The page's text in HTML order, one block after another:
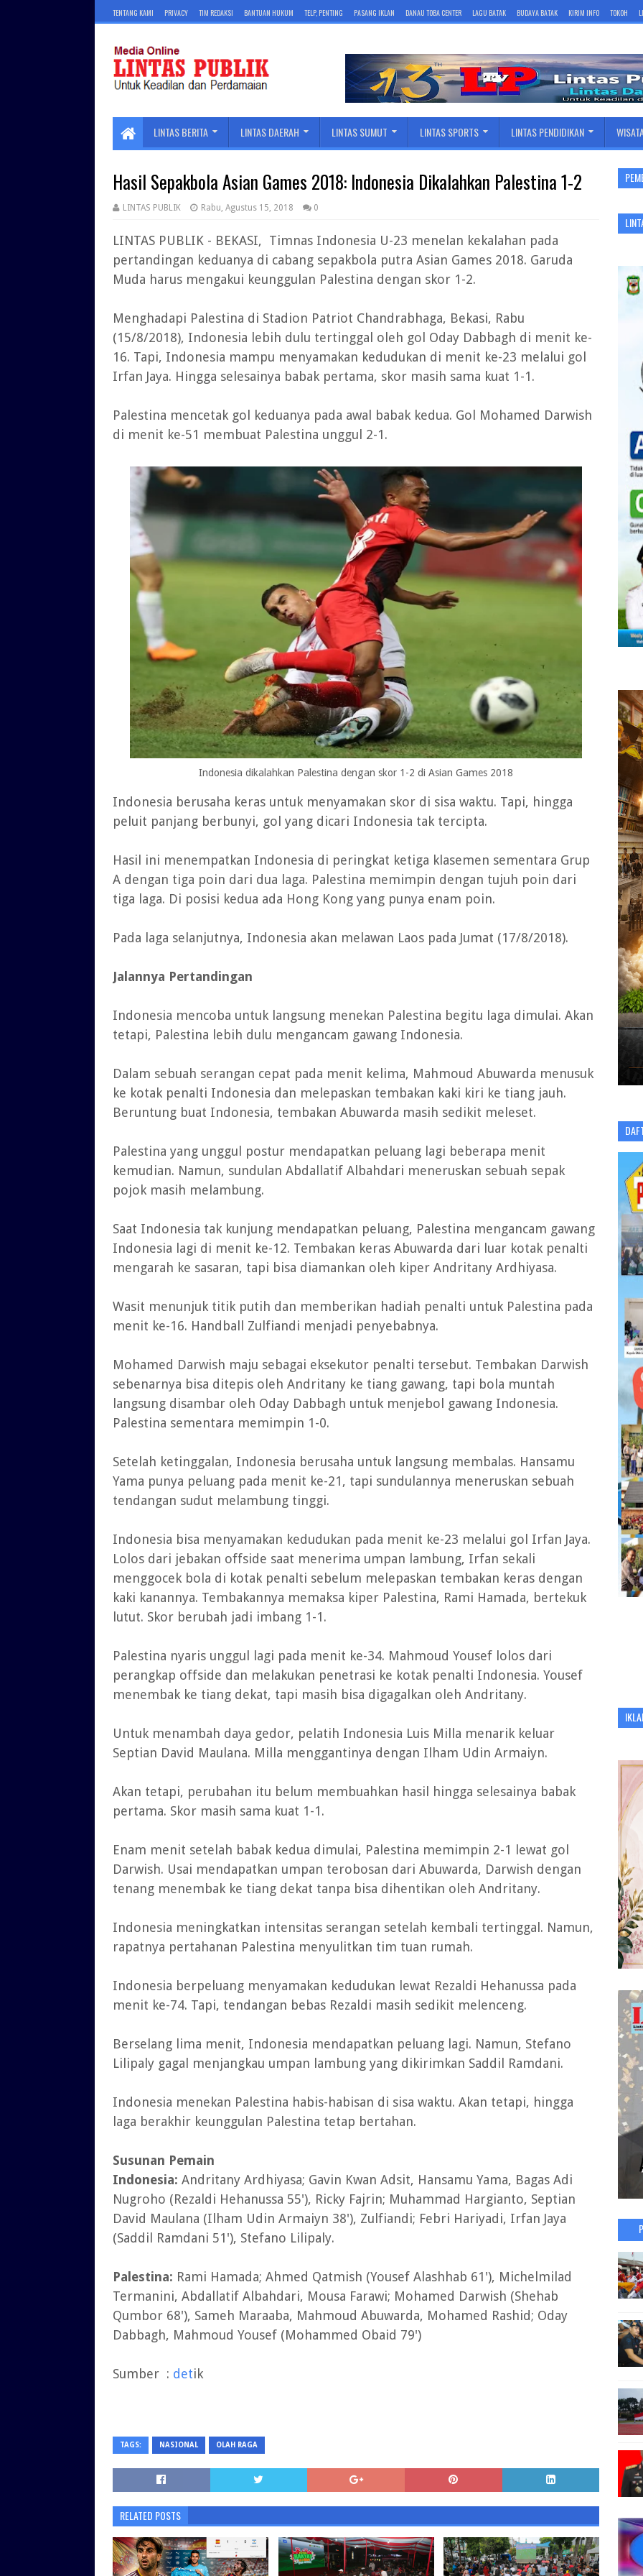
TENTANG KAMI PRIVACY TIM REDAKSI BANTUAN HUKUM TELP, PENTING PASANG IKLAN DANAU TOBA CENTER LAGU BATAK BUDAYA BATAK KIRIM INFO TOKOH
LINTAS BERITA LINTAS DAERAH LINTAS SUMUT LINTAS SPORTS LINTAS PENDIDIKAN
Hasil Sepakbola Asian Games 2018: Indonesia Dikalahkan Palestina 1-2
LINTAS PUBLIK Rabu, Agustus 15, 2018 0
LINTAS PUBLIK - BEKASI, Timnas Indonesia U-23 menelan kekalahan pada
pertandingan keduanya di cabang sepakbola putra Asian Games 2018. Garuda
Muda harus mengakui keunggulan Palestina dengan skor 1-2.
Menghadapi Palestina di Stadion Patriot Chandrabhaga, Bekasi, Rabu
(15/8/2018), Indonesia lebih dulu tertinggal oleh gol Oday Dabbagh di menit ke-
16. Tapi, Indonesia mampu menyamakan kedudukan di menit ke-23 melalui gol
Irfan Jaya. Hingga selesainya babak pertama, skor masih sama kuat 1-1.
Palestina mencetak gol keduanya pada awal babak kedua. Gol Mohamed Darwish
di menit ke-51 membuat Palestina unggul 2-1.
Indonesia dikalahkan Palestina dengan skor 1-2 di Asian Games 2018
Indonesia berusaha keras untuk menyamakan skor di sisa waktu. Tapi, hingga
peluit panjang berbunyi, gol yang dicari Indonesia tak tercipta.
Hasil ini menempatkan Indonesia di peringkat ketiga klasemen sementara Grup
A dengan tiga poin dari dua laga. Palestina memimpin dengan tujuh poin dari
tiga laga. Di posisi kedua ada Hong Kong yang punya enam poin.
Pada laga selanjutnya, Indonesia akan melawan Laos pada Jumat (17/8/2018).
Jalannya Pertandingan
Indonesia mencoba untuk langsung menekan Palestina begitu laga dimulai. Akan
tetapi, Palestina lebih dulu mengancam gawang Indonesia.
Dalam sebuah serangan cepat pada menit kelima, Mahmoud Abuwarda menusuk
ke kotak penalti Indonesia dan melepaskan tembakan kaki kiri ke tiang jauh.
Beruntung buat Indonesia, tembakan Abuwarda masih sedikit meleset.
Palestina yang unggul postur mendapatkan peluang lagi beberapa menit
kemudian. Namun, sundulan Abdallatif Albahdari meneruskan sebuah sepak
pojok masih melambung.
Saat Indonesia tak kunjung mendapatkan peluang, Palestina mengancam gawang
Indonesia lagi di menit ke-12. Tembakan keras Abuwarda dari luar kotak penalti
mengarah ke sasaran, tapi bisa diamankan oleh kiper Andritany Ardhiyasa.
Wasit menunjuk titik putih dan memberikan hadiah penalti untuk Palestina pada
menit ke-16. Handball Zulfiandi menjadi penyebabnya.
Mohamed Darwish maju sebagai eksekutor penalti tersebut. Tembakan Darwish
sebenarnya bisa ditepis oleh Andritany ke tiang gawang, tapi bola muntah
langsung disambar oleh Oday Dabbagh untuk menjebol gawang Indonesia.
Palestina sementara memimpin 1-0.
Setelah ketinggalan, Indonesia berusaha untuk langsung membalas. Hansamu
Yama punya peluang pada menit ke-21, tapi sundulannya meneruskan sebuah
tendangan sudut melambung tinggi.
Indonesia bisa menyamakan kedudukan pada menit ke-23 melalui gol Irfan Jaya.
Lolos dari jebakan offside saat menerima umpan lambung, Irfan sekali
menggocek bola di kotak penalti sebelum melepaskan tembakan keras dengan
kaki kanannya. Tembakannya memaksa kiper Palestina, Rami Hamada, bertekuk
lutut. Skor berubah jadi imbang 1-1.
Palestina nyaris unggul lagi pada menit ke-34. Mahmoud Yousef lolos dari
perangkap offside dan melakukan penetrasi ke kotak penalti Indonesia. Yousef
menembak ke tiang dekat, tapi masih bisa digagalkan oleh Andritany.
Untuk menambah daya gedor, pelatih Indonesia Luis Milla menarik keluar
Septian David Maulana. Milla menggantinya dengan Ilham Udin Armaiyn.
Akan tetapi, perubahan itu belum membuahkan hasil hingga selesainya babak
pertama. Skor masih sama kuat 1-1.
Enam menit setelah babak kedua dimulai, Palestina memimpin 2-1 lewat gol
Darwish. Usai mendapatkan umpan terobosan dari Abuwarda, Darwish dengan
tenang menembak ke tiang dekat tanpa bisa dihentikan oleh Andritany.
Indonesia meningkatkan intensitas serangan setelah kembali tertinggal. Namun,
rapatnya pertahanan Palestina menyulitkan tim tuan rumah.
Indonesia berpeluang menyamakan kedudukan lewat Rezaldi Hehanussa pada
menit ke-74. Tapi, tendangan bebas Rezaldi masih sedikit melenceng.
Berselang lima menit, Indonesia mendapatkan peluang lagi. Namun, Stefano
Lilipaly gagal menjangkau umpan lambung yang dikirimkan Saddil Ramdani.
Indonesia menekan Palestina habis-habisan di sisa waktu. Akan tetapi, hingga
laga berakhir keunggulan Palestina tetap bertahan.
Susunan Pemain
Indonesia: Andritany Ardhiyasa; Gavin Kwan Adsit, Hansamu Yama, Bagas Adi
Nugroho (Rezaldi Hehanussa 55'), Ricky Fajrin; Muhammad Hargianto, Septian
David Maulana (Ilham Udin Armaiyn 38'), Zulfiandi; Febri Hariyadi, Irfan Jaya
(Saddil Ramdani 51'), Stefano Lilipaly.
Palestina: Rami Hamada; Ahmed Qatmish (Yousef Alashhab 61'), Michelmilad
Termanini, Abdallatif Albahdari, Mousa Farawi; Mohamed Darwish (Shehab
Qumbor 68'), Sameh Maraaba, Mahmoud Abuwarda, Mohamed Rashid; Oday
Dabbagh, Mahmoud Yousef (Mohammed Obaid 79')
Sumber : detik
TAGS: NASIONAL OLAH RAGA
RELATED POSTS